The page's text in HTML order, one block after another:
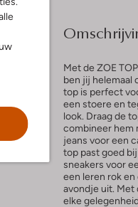
Met de ZOE
ben jij helemaal
top is perfect
een stoere en
look. Draag de
combineer hem
jeans voor een
top past goed
sneakers voor
een leren rok en
avondje uit. Met
elke